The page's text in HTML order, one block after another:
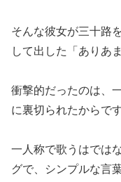
そんな彼女が三十路
して出した「ありあ
衝撃的だったのは、
に裏切られたからで
一人称で歌うはでは
グで、シンプルな言